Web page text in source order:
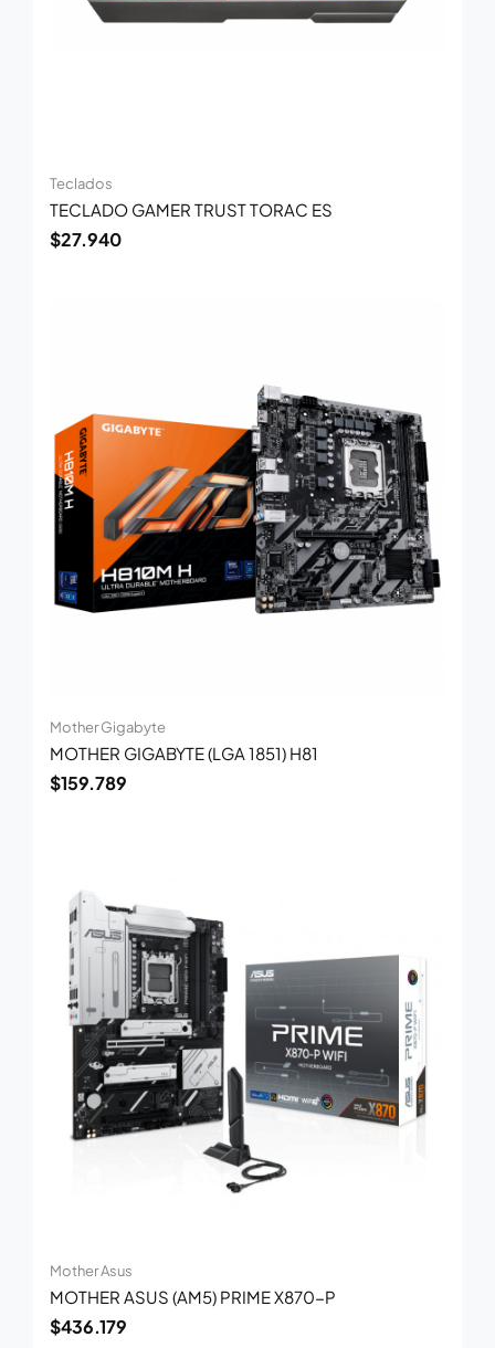
Teclados
TECLADO GAMER TRUST TORAC ES
$27.940
Mother Gigabyte
MOTHER GIGABYTE (LGA 1851) H81
$159.789
Mother Asus
MOTHER ASUS (AM5) PRIME X870-P
$436.179